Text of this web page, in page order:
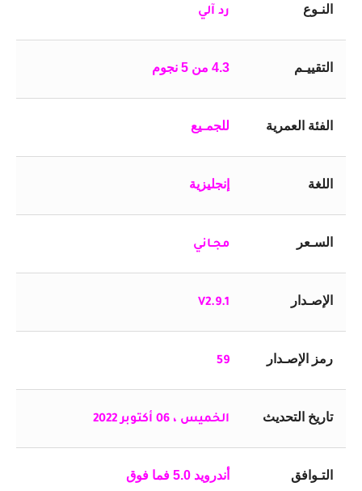
النـوع رد آلي
التقييـم 4.3 من 5 نجوم
الفئة العمرية للجمـيع
اللغة إنجليزية
السـعر مجـاني
الإصـدار V2.9.1
رمز الإصـدار 59
تاريخ التحديث الخميس ، 06 أكتوبر 2022
التـوافق أندرويد 5.0 فما فوق